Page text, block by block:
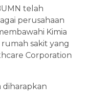
telah
perusahaan
Kimia
sakit yang
Corporation
diharapkan